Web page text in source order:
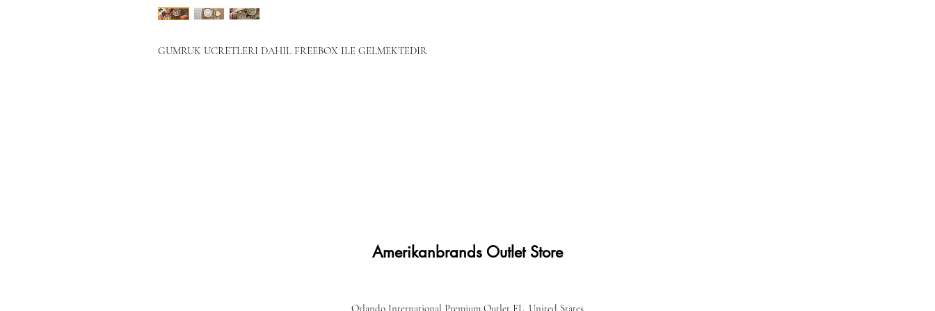
GUMRUK UCRETLERI DAHIL FREEBOX ILE GELMEKTEDIR
Amerikanbrands Outlet Store
Orlando International Premium Outlet FL, United States